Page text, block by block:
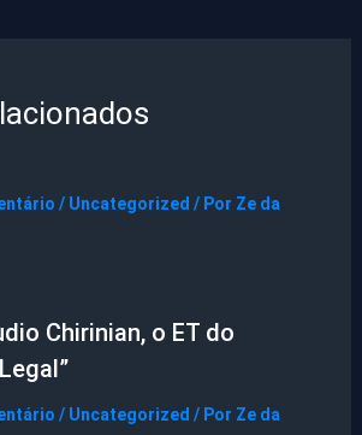
/ Uncategorized / Por Ze da
Chirinian, o ET do
/ Uncategorized / Por Ze da